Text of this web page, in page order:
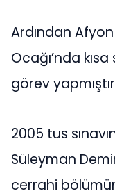
Ardından Afyon
Ocağı’nda
görev
2005 tus
Süleyman
cerrahi